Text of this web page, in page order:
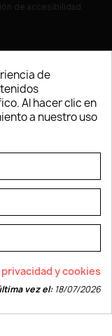
de accesibilidad
normas dictadas por la
de
Al hacer clic en
a nuestro uso
y cookies
vez el:18/07/2026